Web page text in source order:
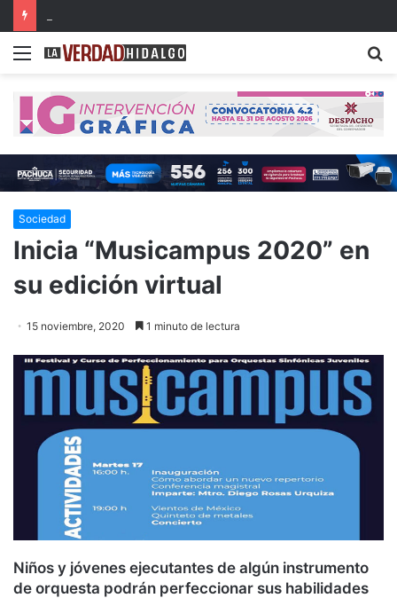
Menu
Sociedad
Inicia “Musicampus 2020” en
su edición virtual
15 noviembre, 2020 1 minuto de lectura
Niños y jóvenes ejecutantes de algún instrumento
de orquesta podrán perfeccionar sus habilidades